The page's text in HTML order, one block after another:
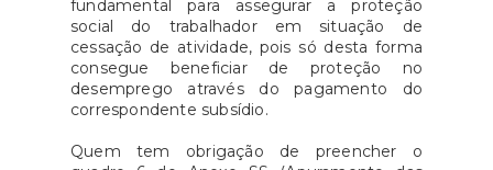
fundamental para assegurar a proteção
social do trabalhador em situação de
cessação de atividade, pois só desta forma
consegue beneficiar de proteção no
desemprego através do pagamento do
correspondente subsídio.
Quem tem obrigação de preencher o